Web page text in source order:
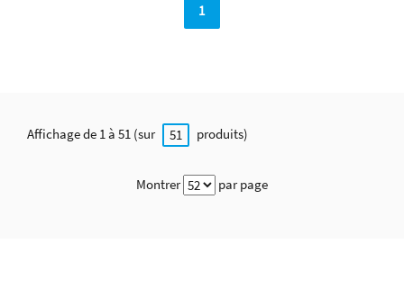
1
Affichage de 1 à 51 (sur 51 produits)
Montrer par page